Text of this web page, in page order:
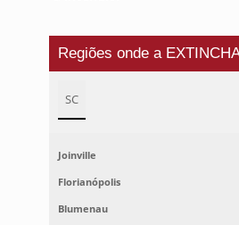
Regiões onde a
SC
Joinville
Florianópolis
Blumenau